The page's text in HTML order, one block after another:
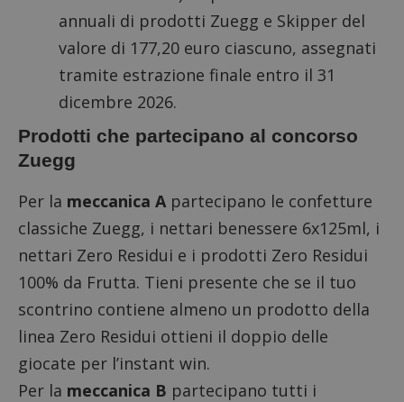
annuali di prodotti Zuegg e Skipper del
valore di 177,20 euro ciascuno, assegnati
tramite estrazione finale entro il 31
dicembre 2026.
Prodotti che partecipano al concorso
Zuegg
Per la meccanica A partecipano le confetture
classiche Zuegg, i nettari benessere 6x125ml, i
nettari Zero Residui e i prodotti Zero Residui
100% da Frutta. Tieni presente che se il tuo
scontrino contiene almeno un prodotto della
linea Zero Residui ottieni il doppio delle
giocate per l’instant win.
Per la meccanica B partecipano tutti i